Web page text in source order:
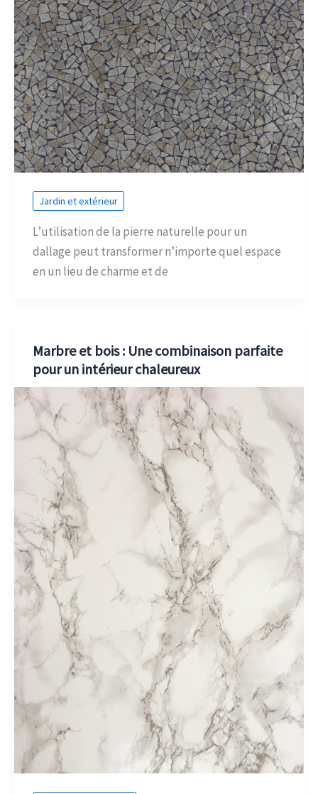
Jardin et extérieur
L’utilisation de la pierre naturelle pour un
dallage peut transformer n’importe quel espace
en un lieu de charme et de
Marbre et bois : Une combinaison parfaite
pour un intérieur chaleureux